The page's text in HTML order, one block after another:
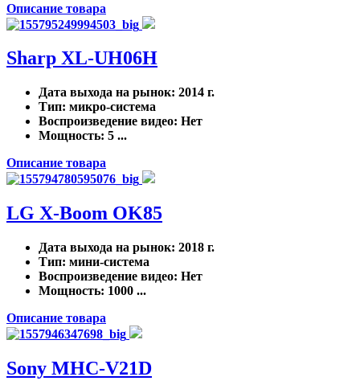
Описание товара
Sharp XL-UH06H
Дата выхода на рынок: 2014 г.
Тип: микро-система
Воспроизведение видео: Нет
Мощность: 5 ...
Описание товара
LG X-Boom OK85
Дата выхода на рынок: 2018 г.
Тип: мини-система
Воспроизведение видео: Нет
Мощность: 1000 ...
Описание товара
Sony MHC-V21D